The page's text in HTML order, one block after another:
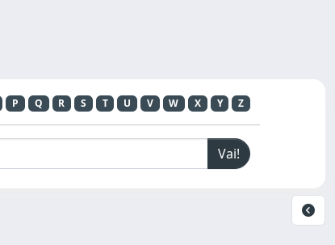
P Q R S T U V W X Y Z